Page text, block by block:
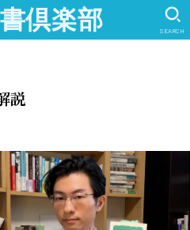
倶楽部 SEARCH
説